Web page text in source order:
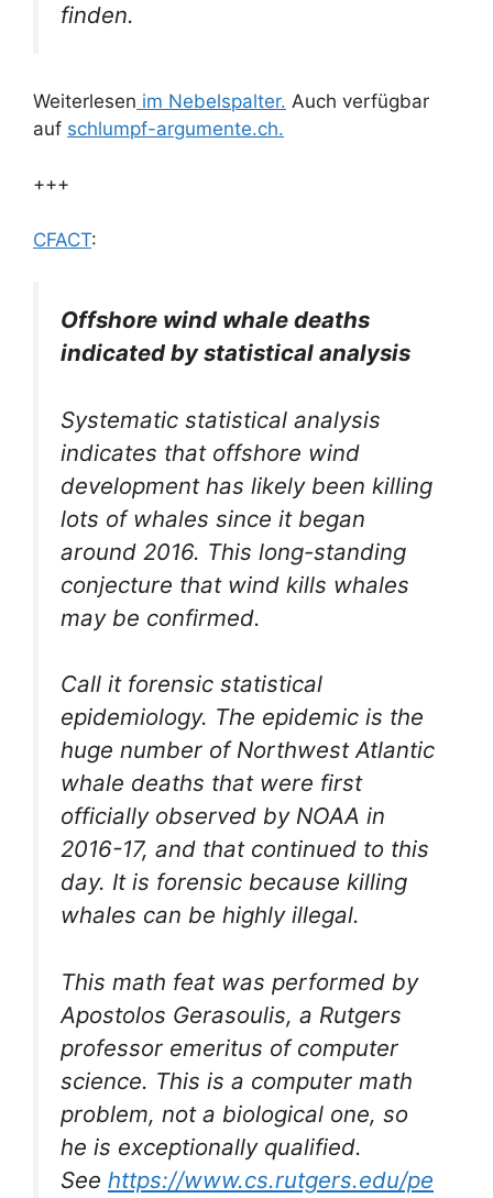
finden.
Weiterlesen im Nebelspalter. Auch verfügbar
auf schlumpf-argumente.ch.
+++
CFACT:
Offshore wind whale deaths
indicated by statistical analysis
Systematic statistical analysis
indicates that offshore wind
development has likely been killing
lots of whales since it began
around 2016. This long-standing
conjecture that wind kills whales
may be confirmed.
Call it forensic statistical
epidemiology. The epidemic is the
huge number of Northwest Atlantic
whale deaths that were first
officially observed by NOAA in
2016-17, and that continued to this
day. It is forensic because killing
whales can be highly illegal.
This math feat was performed by
Apostolos Gerasoulis, a Rutgers
professor emeritus of computer
science. This is a computer math
problem, not a biological one, so
he is exceptionally qualified.
See https://www.cs.rutgers.edu/pe